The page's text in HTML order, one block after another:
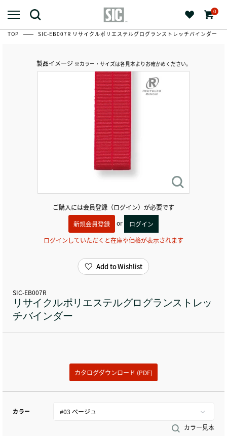
0
TOP SIC-EB007R リサイクルポリエステルグログランストレッチバインダー
製品イメージ ※カラー・サイズは各見本よりお確かめください。
ご購入には会員登録（ログイン）が必要です
新規会員登録
or
ログイン
ログインしていただくと在庫や価格が表示されます
SIC-EB007R
リサイクルポリエステルグログランストレッ
チバインダー
カタログダウンロード (PDF)
カラー
カラー見本
Add to Wishlist